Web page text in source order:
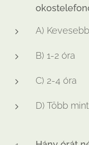
A)
B) 1-2 óra
C) 2-4 óra
D) Több